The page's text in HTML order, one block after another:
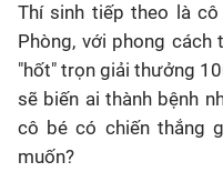
Thí sinh tiếp theo là
Phòng, với phong
"hốt" trọn giải thưởng
sẽ biến ai thành bệnh
cô bé có chiến thắng
muốn?